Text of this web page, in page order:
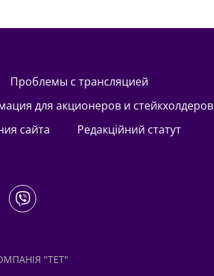
Проблемы с трансляцией
для акционеров и стейкхолдеров
сайта Редакційний статут
"ТЕТ"